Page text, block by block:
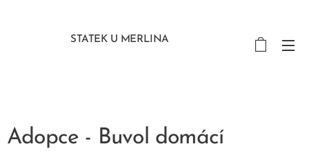
STATEK U MERLINA
Adopce - Buvol domácí